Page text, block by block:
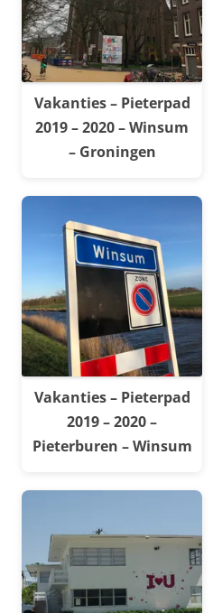
Vakanties – Pieterpad
2019 – 2020 – Winsum
– Groningen
Vakanties – Pieterpad
2019 – 2020 –
Pieterburen – Winsum